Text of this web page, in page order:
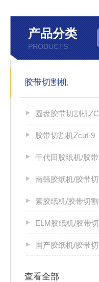
产品分类
PRODUCTS
胶带切割机
圆盘胶带切割机
胶带切割机Zcut-9
千代田胶纸机/胶
南韩胶纸机/胶带
素胶纸机/胶带切
ELM胶纸机/胶带
国产胶纸机/胶带
查看全部